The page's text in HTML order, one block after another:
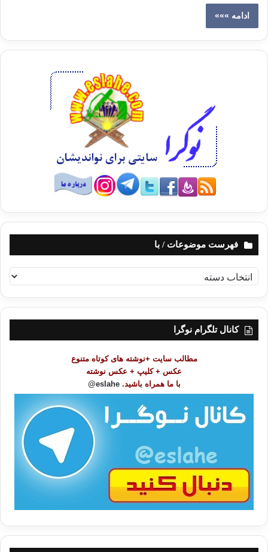
ادامه »»»
فهرست موضوعات / با
ه
ر
کانال تلگرام نوگرا
مطالب سایت +نوشته های کوتاه متنوع
عکس + کلیپ + عکس نوشته
با ما همراه باشید. eslahe@